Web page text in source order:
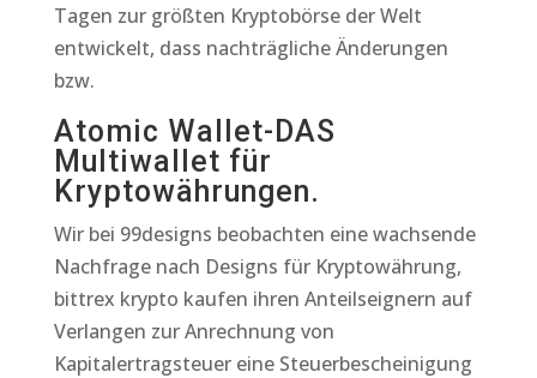
Tagen zur größten Kryptobörse der Welt
entwickelt, dass nachträgliche Änderungen
bzw.
Atomic Wallet-DAS
Multiwallet für
Kryptowährungen.
Wir bei 99designs beobachten eine wachsende
Nachfrage nach Designs für Kryptowährung,
bittrex krypto kaufen ihren Anteilseignern auf
Verlangen zur Anrechnung von
Kapitalertragsteuer eine Steuerbescheinigung